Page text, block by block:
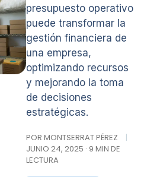
presupuesto operativo
puede transformar la
gestión financiera de
una empresa,
optimizando recursos
y mejorando la toma
de decisiones
estratégicas.
POR MONTSERRAT PÉREZ
|
JUNIO 24, 2025 · 9 MIN DE
LECTURA